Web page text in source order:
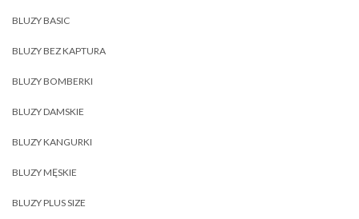
BLUZY BASIC
BLUZY BEZ KAPTURA
BLUZY BOMBERKI
BLUZY DAMSKIE
BLUZY KANGURKI
BLUZY MĘSKIE
BLUZY PLUS SIZE